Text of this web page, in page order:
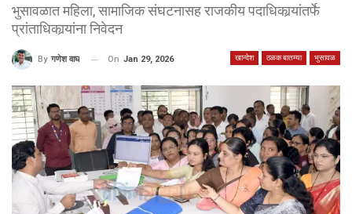
भुसावळात महिला, सामाजिक संघटनासह राजकीय पदाधिकार्‍यांतर्फे
प्रांताधिकार्‍यांना निवेदन
खान्देश ठळक बातम्या भुसावळ
By गणेश वाघ On Jan 29, 2026